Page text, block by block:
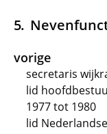
vorige
secretaris
lid
1977 tot 1980
lid